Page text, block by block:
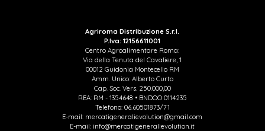
Agriroma Distribuzione S.r.l.
P.Iva: 12156611001
Centro Agroalimentare Roma:
Via della Tenuta del Cavaliere, 1
00012 Guidonia Montecelio RM
Amm. Unico: Alberto Curto
Cap. Soc. Vers. 250.000,00
REA: RM - 1354648 • BNDOO 0114235
Telefono: 06.60501873/71
E-mail: mercatigeneralievolution@gmail.com
E-mail: info@mercatigeneralievolution.it